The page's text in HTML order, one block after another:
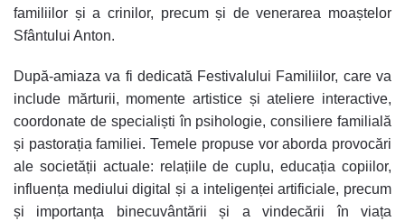
familiilor și a crinilor, precum și de venerarea moaștelor
Sfântului Anton.
După-amiaza va fi dedicată Festivalului Familiilor, care va
include mărturii, momente artistice și ateliere interactive,
coordonate de specialiști în psihologie, consiliere familială
și pastorația familiei. Temele propuse vor aborda provocări
ale societății actuale: relațiile de cuplu, educația copiilor,
influența mediului digital și a inteligenței artificiale, precum
și importanța binecuvântării și a vindecării în viața